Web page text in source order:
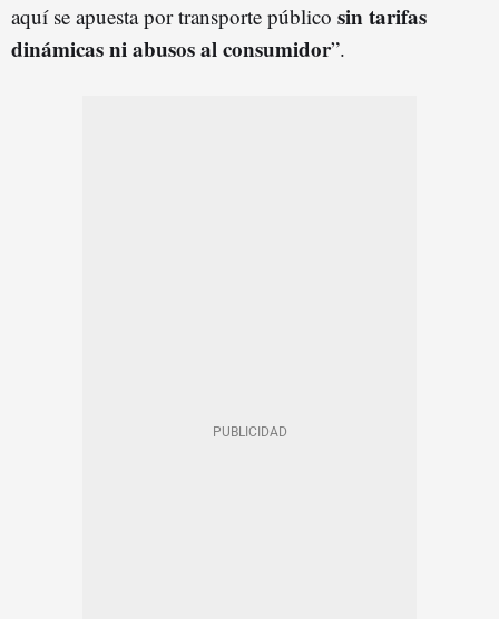
aquí se apuesta por transporte público sin tarifas
dinámicas ni abusos al consumidor”.